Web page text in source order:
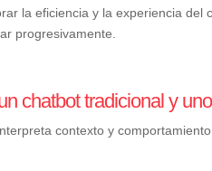
la eficiencia y la experiencia del
progresivamente.
chatbot tradicional y
contexto y